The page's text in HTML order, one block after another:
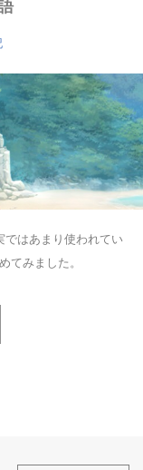
ではあまり使われてい
てみました。